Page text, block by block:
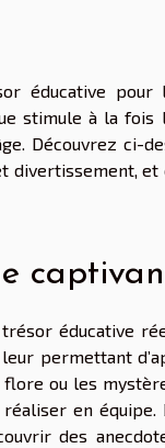
éducative
stimule à la
Découvrez
divertissement,
éducative
permettant
flore ou les
en
des